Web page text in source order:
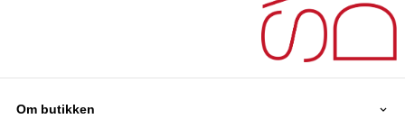
Om butikken